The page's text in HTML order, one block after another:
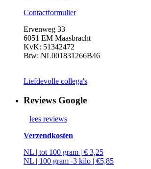
Contactformulier
Ervenweg 33
6051 EM Maasbracht
KvK: 51342472
Btw: NL001831266B46
Liefdevolle collega's
Reviews Google
lees reviews
Verzendkosten
NL | tot 100 gram | € 3,25
NL | 100 gram -3 kilo | €5,85